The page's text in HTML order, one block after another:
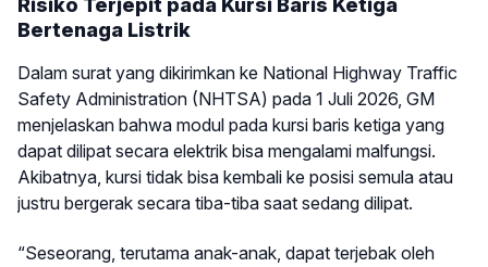
Risiko Terjepit pada Kursi Baris Ketiga
Bertenaga Listrik
Dalam surat yang dikirimkan ke National Highway Traffic
Safety Administration (NHTSA) pada 1 Juli 2026, GM
menjelaskan bahwa modul pada kursi baris ketiga yang
dapat dilipat secara elektrik bisa mengalami malfungsi.
Akibatnya, kursi tidak bisa kembali ke posisi semula atau
justru bergerak secara tiba-tiba saat sedang dilipat.
“Seseorang, terutama anak-anak, dapat terjebak oleh